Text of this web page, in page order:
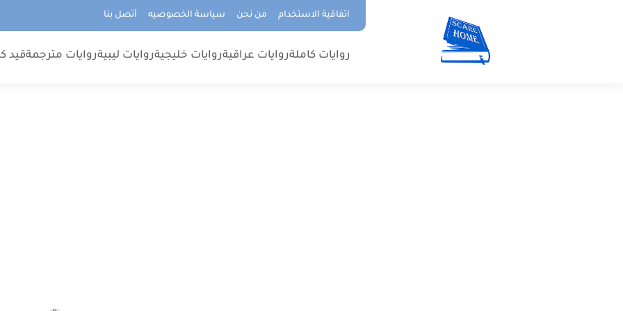
اتفاقية الاستخدام من نحن سياسة الخصوصيه أتصل بنا
روايات كاملةروايات عراقيةروايات خليجيةروايات ليبيةروايات مترجمةقيد